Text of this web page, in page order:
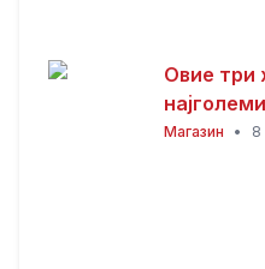
Овие три
Магазин • 8